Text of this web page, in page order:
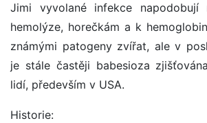
Jimi vyvolané infekce napodobují
hemolýze, horečkám a k
známými patogeny zvířat, ale v
je stále častěji babesioza
lidí, především v USA.
Historie: